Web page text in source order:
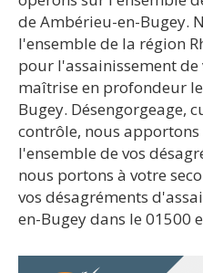
de Ambérieu-en-Bugey.
l'ensemble de la région
pour l'assainissement
maîtrise en profondeur
Bugey. Désengorgeage,
contrôle, nous
l'ensemble de vos
nous portons à votre
vos désagréments
en-Bugey dans le 01500